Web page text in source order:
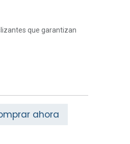
que garantizan
ahora